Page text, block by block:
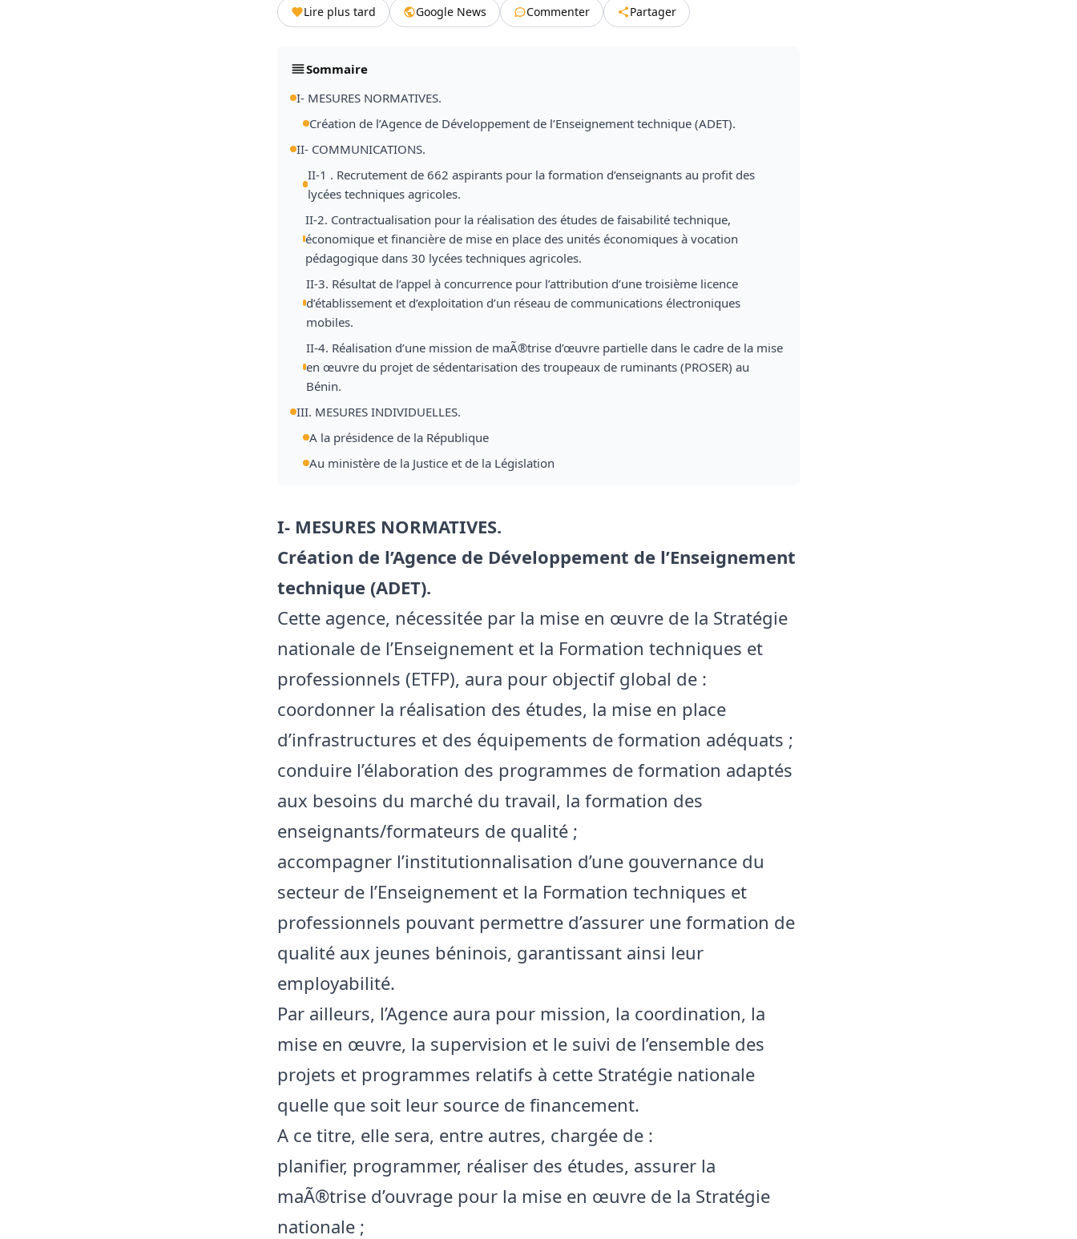
Lire plus tard Google News Commenter Partager
Sommaire
I- MESURES NORMATIVES.
Création de l’Agence de Développement de l’Enseignement technique (ADET).
II- COMMUNICATIONS.
II-1 . Recrutement de 662 aspirants pour la formation d’enseignants au profit des
lycées techniques agricoles.
II-2. Contractualisation pour la réalisation des études de faisabilité technique,
économique et financière de mise en place des unités économiques à vocation
pédagogique dans 30 lycées techniques agricoles.
II-3. Résultat de l’appel à concurrence pour l’attribution d’une troisième licence
d’établissement et d’exploitation d’un réseau de communications électroniques
mobiles.
II-4. Réalisation d’une mission de maÃ®trise d’œuvre partielle dans le cadre de la mise
en œuvre du projet de sédentarisation des troupeaux de ruminants (PROSER) au
Bénin.
III. MESURES INDIVIDUELLES.
A la présidence de la République
Au ministère de la Justice et de la Législation
I- MESURES NORMATIVES.
Création de l’Agence de Développement de l’Enseignement
technique (ADET).
Cette agence, nécessitée par la mise en œuvre de la Stratégie
nationale de l’Enseignement et la Formation techniques et
professionnels (ETFP), aura pour objectif global de :
coordonner la réalisation des études, la mise en place
d’infrastructures et des équipements de formation adéquats ;
conduire l’élaboration des programmes de formation adaptés
aux besoins du marché du travail, la formation des
enseignants/formateurs de qualité ;
accompagner l’institutionnalisation d’une gouvernance du
secteur de l’Enseignement et la Formation techniques et
professionnels pouvant permettre d’assurer une formation de
qualité aux jeunes béninois, garantissant ainsi leur
employabilité.
Par ailleurs, l’Agence aura pour mission, la coordination, la
mise en œuvre, la supervision et le suivi de l’ensemble des
projets et programmes relatifs à cette Stratégie nationale
quelle que soit leur source de financement.
A ce titre, elle sera, entre autres, chargée de :
planifier, programmer, réaliser des études, assurer la
maÃ®trise d’ouvrage pour la mise en œuvre de la Stratégie
nationale ;